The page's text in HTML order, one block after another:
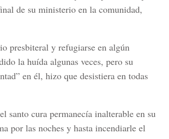
de su ministerio en la comunidad,
presbiteral y refugiarse en algún
la huída algunas veces, pero su
en él, hizo que desistiera en todas
santo cura permanecía inalterable en su
por las noches y hasta incendiarle el